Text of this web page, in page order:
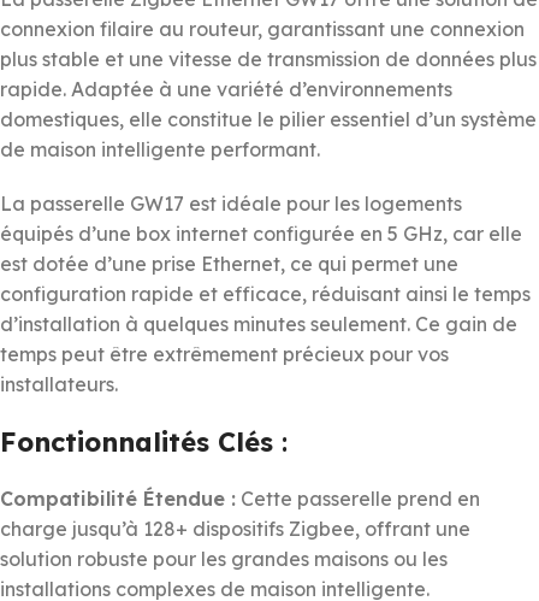
connexion filaire au routeur, garantissant une connexion
plus stable et une vitesse de transmission de données plus
rapide. Adaptée à une variété d’environnements
domestiques, elle constitue le pilier essentiel d’un système
de maison intelligente performant.
La passerelle GW17 est idéale pour les logements
équipés d’une box internet configurée en 5 GHz, car elle
est dotée d’une prise Ethernet, ce qui permet une
configuration rapide et efficace, réduisant ainsi le temps
d’installation à quelques minutes seulement. Ce gain de
temps peut être extrêmement précieux pour vos
installateurs.
Fonctionnalités Clés :
Compatibilité Étendue : Cette passerelle prend en
charge jusqu’à 128+ dispositifs Zigbee, offrant une
solution robuste pour les grandes maisons ou les
installations complexes de maison intelligente.